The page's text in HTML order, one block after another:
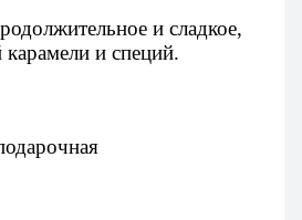
и сладкое,
и специй.